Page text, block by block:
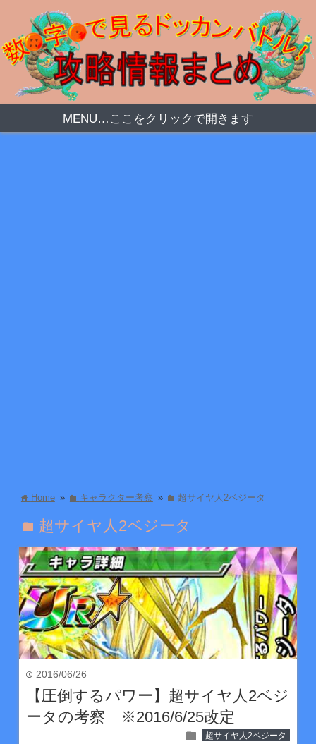
MENU…ここをクリックで開きます
home Home » folder キャラクター考察 » folder 超サイヤ人2ベジータ
folder 超サイヤ人2ベジータ
time 2016/06/26
【圧倒するパワー】超サイヤ人2ベジ
ータの考察 ※2016/6/25改定
folder 超サイヤ人2ベジータ